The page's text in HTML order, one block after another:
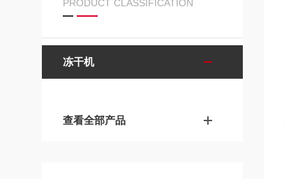
PRODUCT CLASSIFICATION
冻干机
查看全部产品